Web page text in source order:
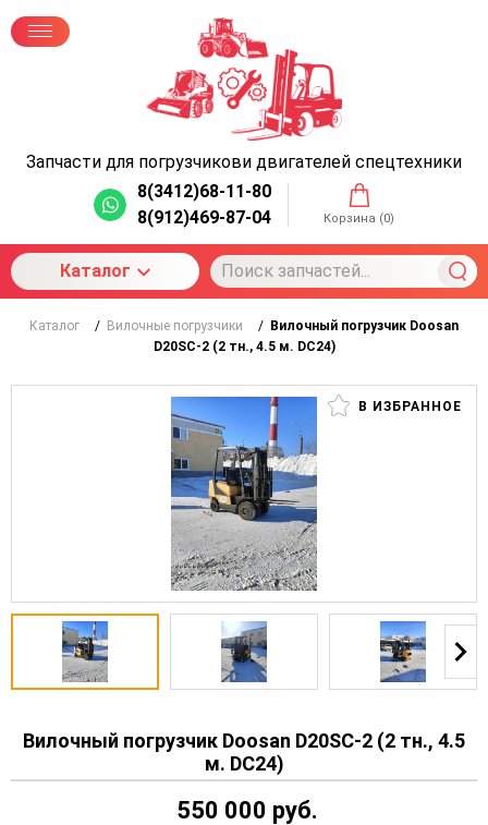
Запчасти для погрузчикови двигателей спецтехники
8(3412)68-11-80
8(912)469-87-04
Корзина (0)
Каталог
Каталог / Вилочные погрузчики / Вилочный погрузчик Doosan
D20SC-2 (2 тн., 4.5 м. DC24)
В ИЗБРАННОЕ
Вилочный погрузчик Doosan D20SC-2 (2 тн., 4.5
м. DC24)
550 000 руб.